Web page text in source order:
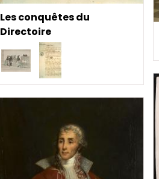
Les conquêtes du
Directoire